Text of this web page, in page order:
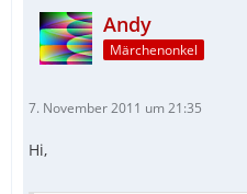
Andy
Märchenonkel
7. November 2011 um 21:35
Hi,